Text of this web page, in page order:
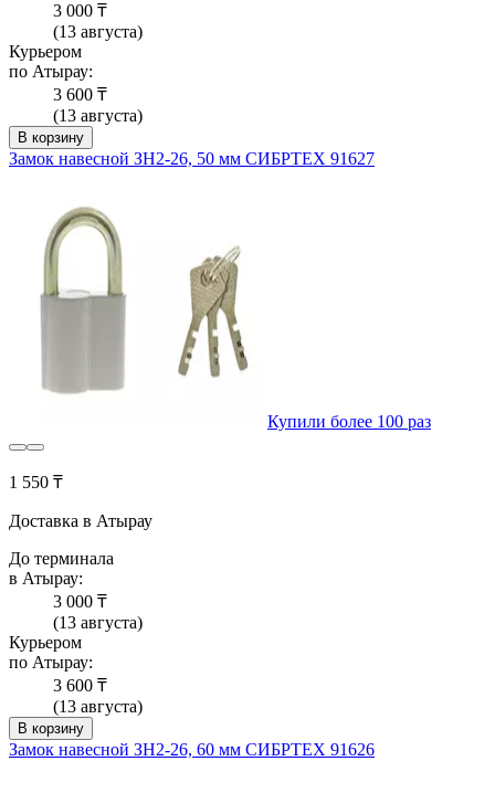
3 000 ₸
(13 августа)
Курьером
по Атырау:
3 600 ₸
(13 августа)
В корзину
Замок навесной ЗН2-26, 50 мм СИБРТЕХ 91627
Купили более 100 раз
1 550 ₸
Доставка в Атырау
До терминала
в Атырау:
3 000 ₸
(13 августа)
Курьером
по Атырау:
3 600 ₸
(13 августа)
В корзину
Замок навесной ЗН2-26, 60 мм СИБРТЕХ 91626